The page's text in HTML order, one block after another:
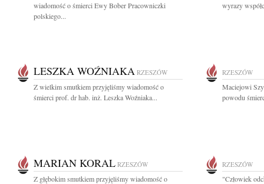
wiadomość o śmierci Ewy Bober Pracowniczki
polskiego...
wyrazy
LESZKA WOŹNIAKA RZESZÓW
Z wielkim smutkiem przyjęliśmy wiadomość o
śmierci prof. dr hab. inż. Leszka Woźniaka...
RZESZÓW
Maciejowi
powodu
MARIAN KORAL RZESZÓW
Z głębokim smutkiem przyjęliśmy wiadomość o
RZESZÓW
"Człowiek